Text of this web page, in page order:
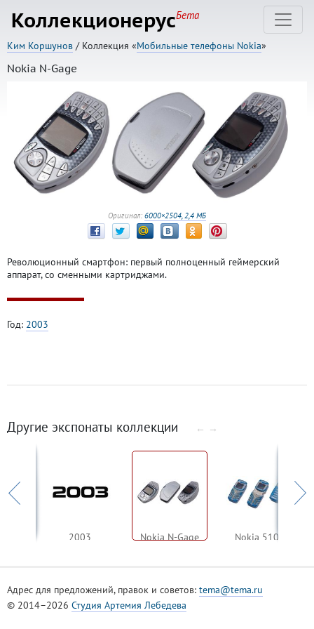
КоллекционерусБета
Ким Коршунов / Коллекция «Мобильные телефоны Nokia»
Nokia N-Gage
Оригинал: 6000×2504, 2,4 МБ
Революционный смартфон: первый полноценный геймерский
аппарат, со сменными картриджами.
Год: 2003
Другие экспонаты коллекции ← →
2003 Nokia N-Gage Nokia 5100
Адрес для предложений, правок и советов: tema@tema.ru
© 2014–2026 Студия Артемия Лебедева